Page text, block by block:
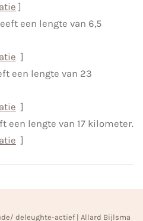
]
een lengte van 6,5
]
een lengte van 23
]
een lengte van 17 kilometer.
]
deleughte-actief | Allard Bijlsma